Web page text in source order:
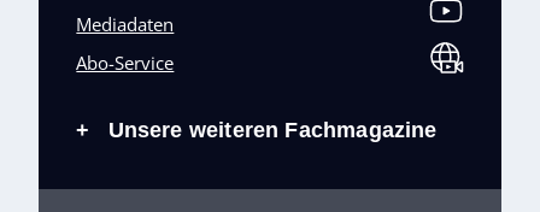
Mediadaten
Abo-Service
+ Unsere weiteren Fachmagazine